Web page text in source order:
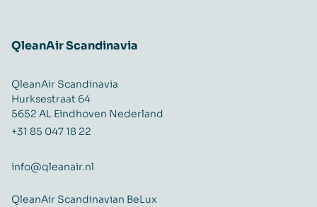
QleanAir Scandinavia
QleanAir Scandinavia
Hurksestraat 64
5652 AL Eindhoven Nederland
+31 85 047 18 22
info@qleanair.nl
QleanAir Scandinavian BeLux